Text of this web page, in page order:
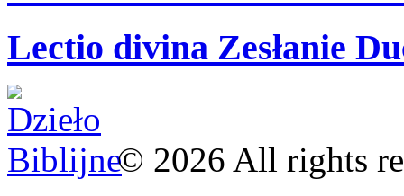
Lectio divina Zesłanie
© 2026 All rights